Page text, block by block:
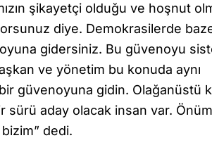
şikayetçi olduğu ve hoşnut
diye. Demokrasilerde
gidersiniz. Bu güvenoyu
ve yönetim bu konuda aynı
güvenoyuna gidin. Olağanüstü
sürü aday olacak insan var.
dedi.